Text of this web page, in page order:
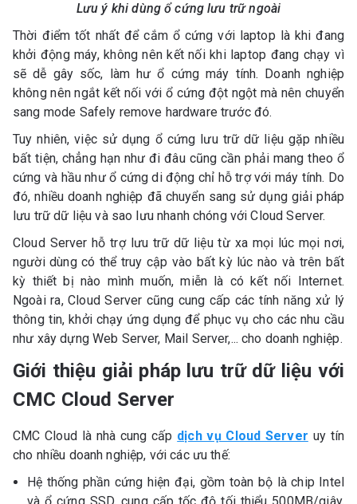
Lưu ý khi dùng ổ cứng lưu trữ ngoài
Thời điểm tốt nhất để cắm ổ cứng với laptop là khi đang
khởi động máy, không nên kết nối khi laptop đang chạy vì
sẽ dễ gây sốc, làm hư ổ cứng máy tính. Doanh nghiệp
không nên ngắt kết nối với ổ cứng đột ngột mà nên chuyển
sang mode Safely remove hardware trước đó.
Tuy nhiên, việc sử dụng ổ cứng lưu trữ dữ liệu gặp nhiều
bất tiện, chẳng hạn như đi đâu cũng cần phải mang theo ổ
cứng và hầu như ổ cứng di động chỉ hỗ trợ với máy tính. Do
đó, nhiều doanh nghiệp đã chuyển sang sử dụng giải pháp
lưu trữ dữ liệu và sao lưu nhanh chóng với Cloud Server.
Cloud Server hỗ trợ lưu trữ dữ liệu từ xa mọi lúc mọi nơi,
người dùng có thể truy cập vào bất kỳ lúc nào và trên bất
kỳ thiết bị nào mình muốn, miễn là có kết nối Internet.
Ngoài ra, Cloud Server cũng cung cấp các tính năng xử lý
thông tin, khởi chạy ứng dụng để phục vụ cho các nhu cầu
như xây dựng Web Server, Mail Server,... cho doanh nghiệp.
Giới thiệu giải pháp lưu trữ dữ liệu với
CMC Cloud Server
CMC Cloud là nhà cung cấp dịch vụ Cloud Server uy tín
cho nhiều doanh nghiệp, với các ưu thế:
Hệ thống phần cứng hiện đại, gồm toàn bộ là chip Intel
và ổ cứng SSD, cung cấp tốc độ tối thiểu 500MB/giây,